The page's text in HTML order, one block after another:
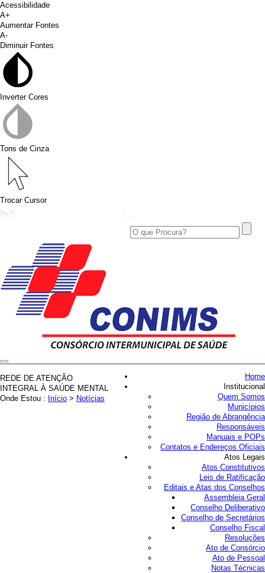
Acessibilidade
A+
Aumentar Fontes
A-
Diminuir Fontes
Inverter Cores
Tons de Cinza
Trocar Cursor
Home
Institucional
Quem Somos
Municípios
Região de Abrangência
Responsáveis
Manuais e POPs
Contatos e Endereços Oficiais
Atos Legais
Atos Constitutivos
Leis de Ratificação
Editais e Atas dos Conselhos
Assembleia Geral
Conselho Deliberativo
Conselho de Secretários
Conselho Fiscal
Resoluções
Ato de Consórcio
Ato de Pessoal
Notas Técnicas
REDE DE ATENÇÃO
INTEGRAL À SAÚDE MENTAL
Onde Estou : Início > Notícias